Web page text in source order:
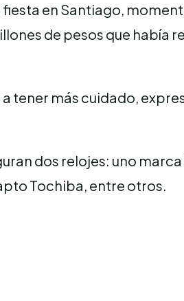
fiesta en Santiago,
de pesos que había
tener más cuidado,
dos relojes: uno
Tochiba, entre otros.